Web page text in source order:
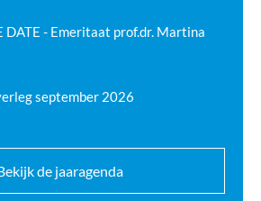
DATE - Emeritaat prof.dr. Martina
september 2026
de jaaragenda